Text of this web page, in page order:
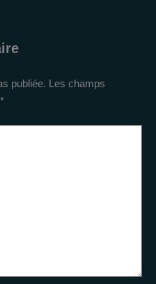
publiée. Les champs
*